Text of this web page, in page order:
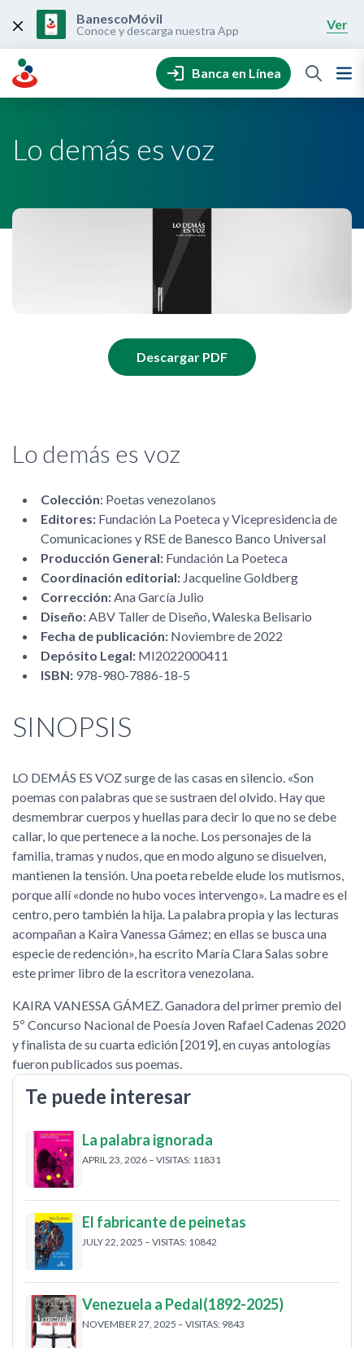
content
BanescoMóvil
Conoce y descarga nuestra App Ver
Banca en Línea
Lo demás es voz
Descargar PDF
Lo demás es voz
Colección: Poetas venezolanos
Editores: Fundación La Poeteca y Vicepresidencia de
Comunicaciones y RSE de Banesco Banco Universal
Producción General: Fundación La Poeteca
Coordinación editorial: Jacqueline Goldberg
Corrección: Ana García Julio
Diseño: ABV Taller de Diseño, Waleska Belisario
Fecha de publicación: Noviembre de 2022
Depósito Legal: MI2022000411
ISBN: 978-980-7886-18-5
SINOPSIS
LO DEMÁS ES VOZ surge de las casas en silencio. «Son
poemas con palabras que se sustraen del olvido. Hay que
desmembrar cuerpos y huellas para decir lo que no se debe
callar, lo que pertenece a la noche. Los personajes de la
familia, tramas y nudos, que en modo alguno se disuelven,
mantienen la tensión. Una poeta rebelde elude los mutismos,
porque allí «donde no hubo voces intervengo». La madre es el
centro, pero también la hija. La palabra propia y las lecturas
acompañan a Kaira Vanessa Gámez; en ellas se busca una
especie de redención», ha escrito María Clara Salas sobre
este primer libro de la escritora venezolana.
KAIRA VANESSA GÁMEZ. Ganadora del primer premio del
5º Concurso Nacional de Poesía Joven Rafael Cadenas 2020
y finalista de su cuarta edición [2019], en cuyas antologías
fueron publicados sus poemas.
Te puede interesar
La palabra ignorada
APRIL 23, 2026 – VISITAS: 11831
El fabricante de peinetas
JULY 22, 2025 – VISITAS: 10842
Venezuela a Pedal(1892-2025)
NOVEMBER 27, 2025 – VISITAS: 9843